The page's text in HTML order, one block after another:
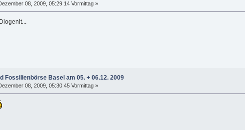
08, 2009, 05:29:14 Vormittag »
Fossilienbörse Basel am 05. + 06.12. 2009
08, 2009, 05:30:45 Vormittag »